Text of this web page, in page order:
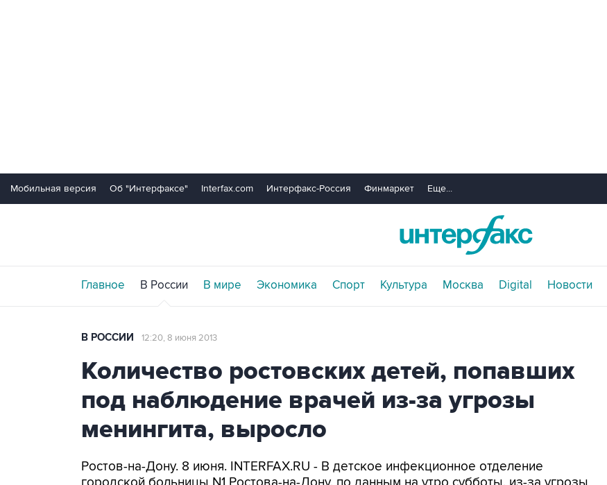
Мобильная версия Об "Интерфаксе" Interfax.com Интерфакс-Россия Финмаркет Еще...
Главное В России В мире Экономика Спорт Культура Москва Digital Новости
В РОССИИ 12:20, 8 июня 2013
Количество ростовских детей, попавших
под наблюдение врачей из-за угрозы
менингита, выросло
Ростов-на-Дону. 8 июня. INTERFAX.RU - В детское инфекционное отделение